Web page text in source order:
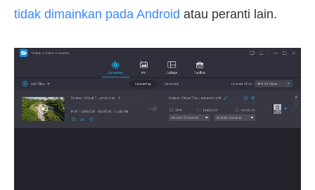
tidak dimainkan pada Android atau peranti lain.